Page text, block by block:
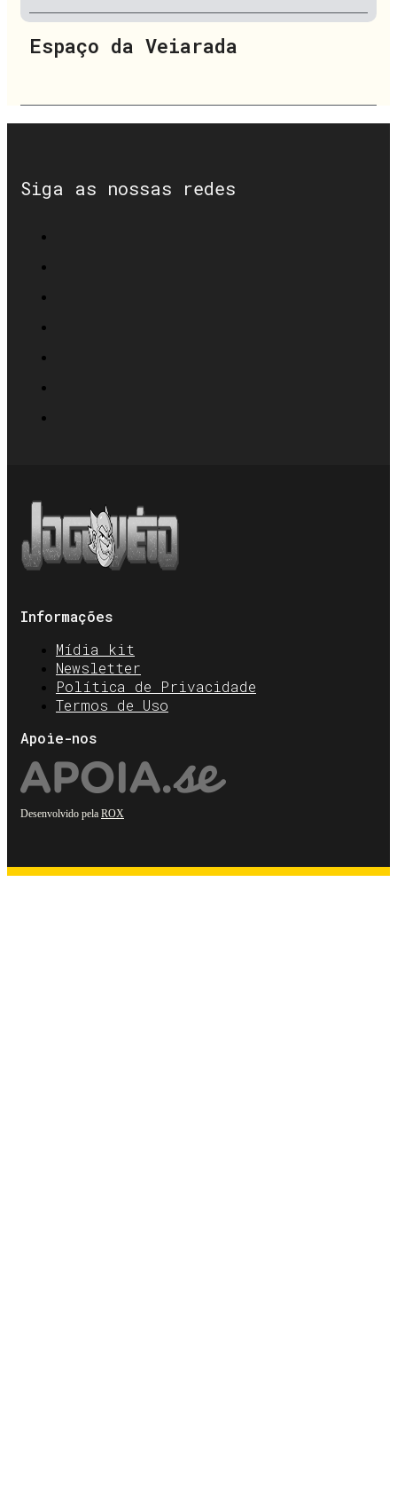
Espaço da Veiarada
Siga as nossas redes
Informações
Mídia kit
Newsletter
Política de Privacidade
Termos de Uso
Apoie-nos
Desenvolvido pela ROX